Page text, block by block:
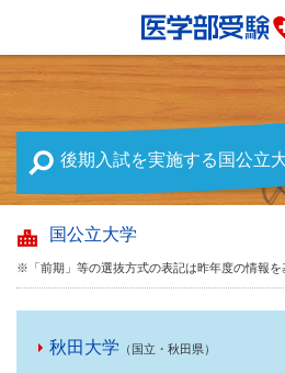
後期入試を実施する国公立
国公立大学
※「前期」等の選抜方式の表記は昨年度の情報を
秋田大学 （国立・秋田県）